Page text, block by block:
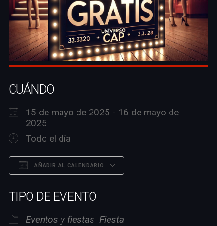
CUÁNDO
15 de mayo de 2025 - 16 de mayo de
2025
Todo el día
AÑADIR AL CALENDARIO
TIPO DE EVENTO
Eventos y fiestas Fiesta